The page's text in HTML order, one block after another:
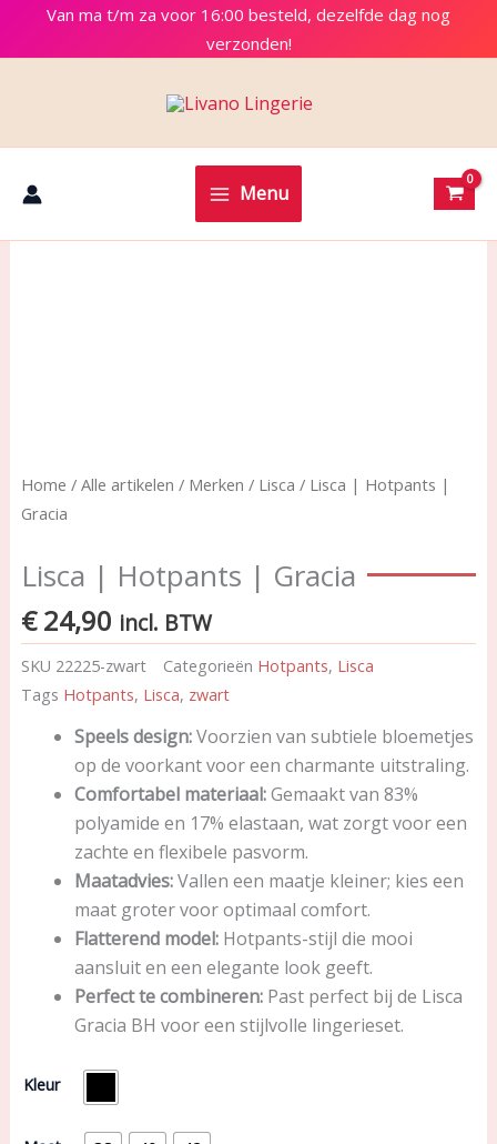
Van ma t/m za voor 16:00 besteld, dezelfde dag nog
verzonden!
Menu
Home / Alle artikelen / Merken / Lisca / Lisca | Hotpants |
Gracia
Lisca | Hotpants | Gracia
€24,90 incl. BTW
SKU 22225-zwart Categorieën Hotpants, Lisca
Tags Hotpants, Lisca, zwart
Speels design:Voorzien van subtiele bloemetjes
op de voorkant voor een charmante uitstraling.
Comfortabel materiaal:Gemaakt van 83%
polyamide en 17% elastaan, wat zorgt voor een
zachte en flexibele pasvorm.
Maatadvies:Vallen een maatje kleiner; kies een
maat groter voor optimaal comfort.
Flatterend model:Hotpants-stijl die mooi
aansluit en een elegante look geeft.
Perfect te combineren:Past perfect bij de Lisca
Gracia BH voor een stijlvolle lingerieset.
Kleur
Lisca